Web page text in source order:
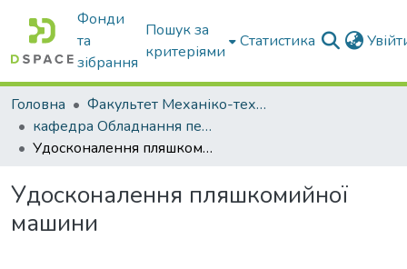
Фонди
та
зібрання
Пошук за
критеріями
Статистика
Головна
Факультет Механіко-технологічний
кафедра Обладнання переробних і харчових виробництв ім. професора Ф.Ю. Ялпачика
Удосконалення пляшкомийної машини
Удосконалення пляшкомийної
машини